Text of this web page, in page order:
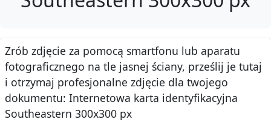
Zrób zdjęcie za pomocą smartfonu lub aparatu
fotograficznego na tle jasnej ściany, prześlij je tutaj
i otrzymaj profesjonalne zdjęcie dla twojego
dokumentu: Internetowa karta identyfikacyjna
Southeastern 300x300 px